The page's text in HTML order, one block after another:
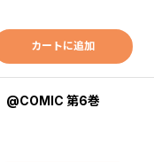
カートに追加
@COMIC 第6巻